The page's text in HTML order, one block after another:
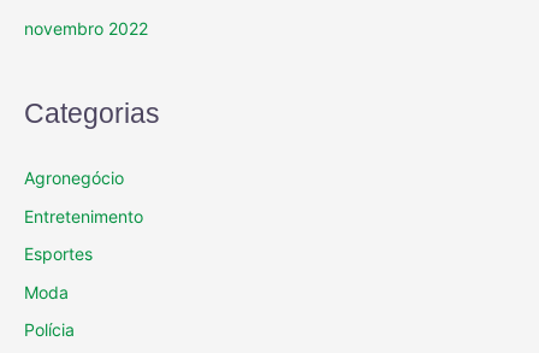
novembro 2022
Categorias
Agronegócio
Entretenimento
Esportes
Moda
Polícia